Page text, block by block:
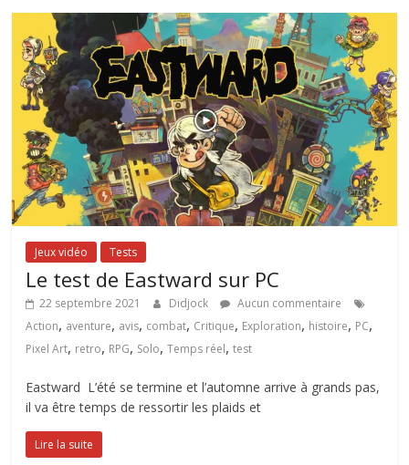
Jeux vidéo Tests
Le test de Eastward sur PC
22 septembre 2021 Didjock
Aucun commentaire
Action, aventure, avis, combat, Critique, Exploration, histoire, PC,
Pixel Art, retro, RPG, Solo,Temps réel,test
Eastward L’été se termine et l’automne arrive à grands pas,
il va être temps de ressortir les plaids et
Lire la suite